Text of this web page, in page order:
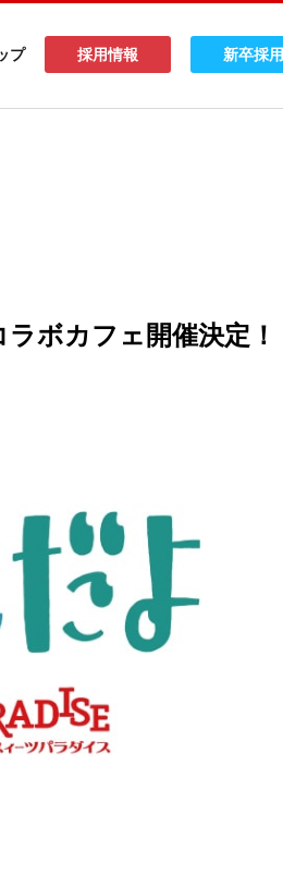
プ 採用情報 新卒採用
ボカフェ開催決定！